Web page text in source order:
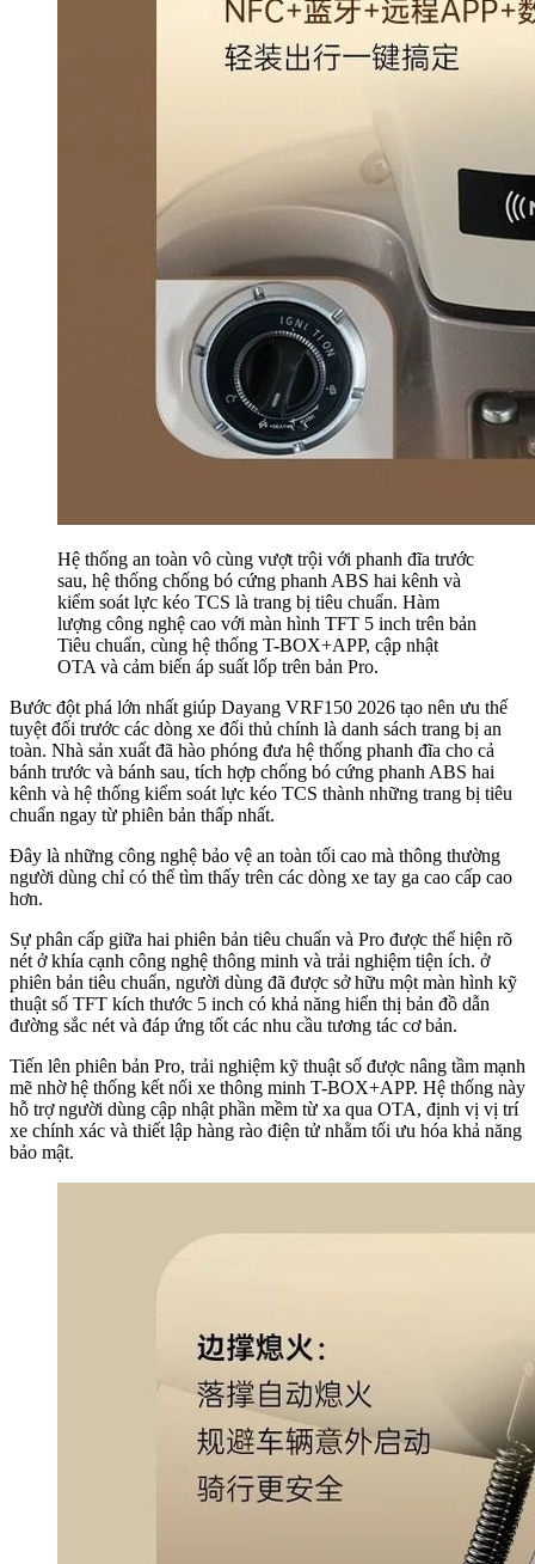
Hệ thống an toàn vô cùng vượt trội với phanh đĩa trước
sau, hệ thống chống bó cứng phanh ABS hai kênh và
kiểm soát lực kéo TCS là trang bị tiêu chuẩn. Hàm
lượng công nghệ cao với màn hình TFT 5 inch trên bản
Tiêu chuẩn, cùng hệ thống T-BOX+APP, cập nhật
OTA và cảm biến áp suất lốp trên bản Pro.
Bước đột phá lớn nhất giúp Dayang VRF150 2026 tạo nên ưu thế
tuyệt đối trước các dòng xe đối thủ chính là danh sách trang bị an
toàn. Nhà sản xuất đã hào phóng đưa hệ thống phanh đĩa cho cả
bánh trước và bánh sau, tích hợp chống bó cứng phanh ABS hai
kênh và hệ thống kiểm soát lực kéo TCS thành những trang bị tiêu
chuẩn ngay từ phiên bản thấp nhất.
Đây là những công nghệ bảo vệ an toàn tối cao mà thông thường
người dùng chỉ có thể tìm thấy trên các dòng xe tay ga cao cấp cao
hơn.
Sự phân cấp giữa hai phiên bản tiêu chuẩn và Pro được thể hiện rõ
nét ở khía cạnh công nghệ thông minh và trải nghiệm tiện ích. ở
phiên bản tiêu chuẩn, người dùng đã được sở hữu một màn hình kỹ
thuật số TFT kích thước 5 inch có khả năng hiển thị bản đồ dẫn
đường sắc nét và đáp ứng tốt các nhu cầu tương tác cơ bản.
Tiến lên phiên bản Pro, trải nghiệm kỹ thuật số được nâng tầm mạnh
mẽ nhờ hệ thống kết nối xe thông minh T-BOX+APP. Hệ thống này
hỗ trợ người dùng cập nhật phần mềm từ xa qua OTA, định vị vị trí
xe chính xác và thiết lập hàng rào điện tử nhằm tối ưu hóa khả năng
bảo mật.